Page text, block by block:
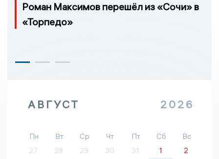
Роман Максимов перешёл из «Сочи» в
«Торпедо»
АВГУСТ 2026
Пн Вт Ср Чт Пт Сб
Вс
27
28 29 30 31 1
2